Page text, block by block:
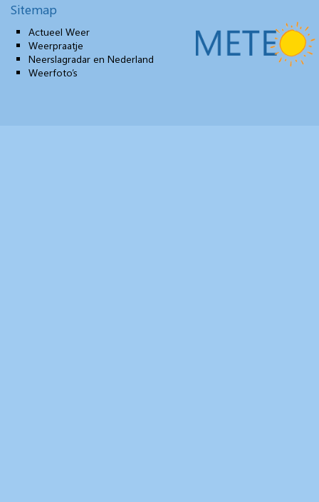
Sitemap
Actueel Weer
Weerpraatje
Neerslagradar en Nederland
Weerfoto’s